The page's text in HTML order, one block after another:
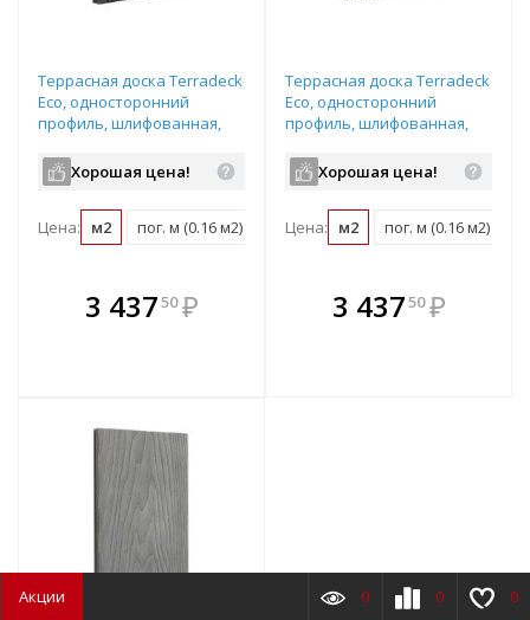
Террасная доска Terradeck
Eco, односторонний
профиль, шлифованная,
цвет: черный
Хорошая цена!
Цена: м2 пог. м (0.16 м2) шт (0.77 м2)
3 43750 ₽
В комплекте
всегда выгоднее!
Террасная доска Terradeck
Eco, односторонний
профиль, шлифованная,
цвет: серый
Хорошая цена!
Цена: м2 пог. м (0.16 м2)
В комплекте
всегда выгоднее!
3 43750 ₽
Акции 0 0 0